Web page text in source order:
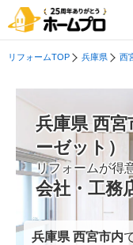
リフォームTOP 兵庫県 西
兵庫県 西宮
ーゼット）
リフォームが得
会社・工務
兵庫県 西宮市内